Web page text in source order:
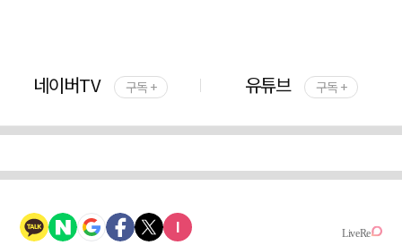
네이버TV 구독 + 유튜브 구독 +